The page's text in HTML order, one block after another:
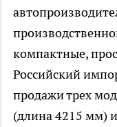
компактные,
Российский
продажи трех
(длина 4215 мм)